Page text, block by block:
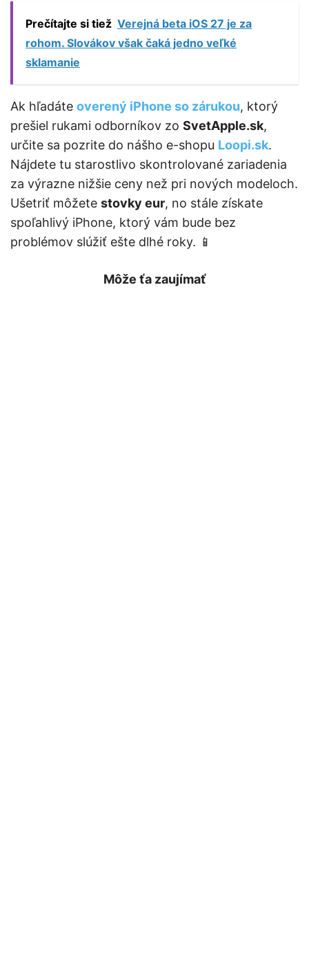
Prečítajte si tiež Verejná beta iOS 27 je za
rohom. Slovákov však čaká jedno veľké
sklamanie
Ak hľadáte overený iPhone so zárukou, ktorý
prešiel rukami odborníkov zo SvetApple.sk,
určite sa pozrite do nášho e-shopu Loopi.sk.
Nájdete tu starostlivo skontrolované zariadenia
za výrazne nižšie ceny než pri nových modeloch.
Ušetriť môžete stovky eur, no stále získate
spoľahlivý iPhone, ktorý vám bude bez
problémov slúžiť ešte dlhé roky. 📱
Môže ťa zaujímať